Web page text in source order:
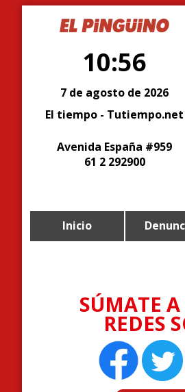
10:56
7 de agosto de 2026
El tiempo - Tutiempo.net
Avenida España #959
61 2 292900
Inicio
SÚMATE
REDES